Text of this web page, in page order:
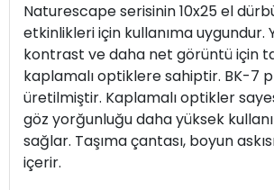
Naturescape serisinin 10x25 el
etkinlikleri için kullanıma uygundur.
kontrast ve daha net görüntü için
kaplamalı optiklere sahiptir. BK-7
üretilmiştir. Kaplamalı optikler
göz yorğunluğu daha yüksek
sağlar. Taşıma çantası, boyun
içerir.